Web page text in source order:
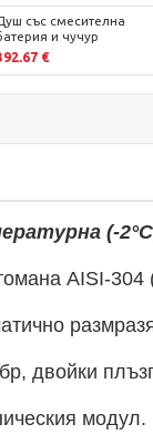
със смесителна
и чучур
€
(-
AISI-304
двойки
модул.